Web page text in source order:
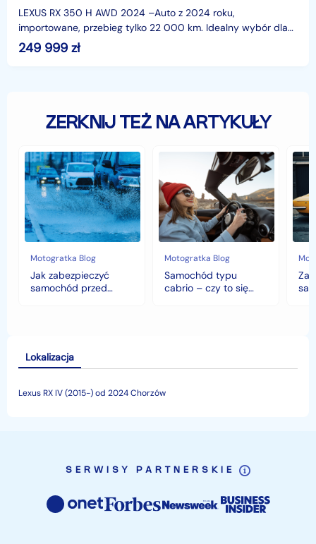
LEXUS RX 350 H AWD 2024 –Auto z 2024 roku,
importowane, przebieg tylko 22 000 km. Idealny wybór dla
osób ceniących komfort, bezpieczeństwo i najnowsze
technolo
249 999 zł
ZERKNIJ TEŻ NA ARTYKUŁY
Jak
zabezpieczyć
samochód
przed
jesiennymi
chłodami
i
deszczem?
Motogratka Blog
Jak zabezpieczyć
samochód przed
Samochód
cabrio
–
czy
to
się
opłaca
w
polskim
klimacie?
Motogratka Blog
Samochód typu
cabrio – czy to się
czyli
Lokalizacja
Lexus RX IV (2015-) od 2024 Chorzów
SERWISY PARTNERSKIE